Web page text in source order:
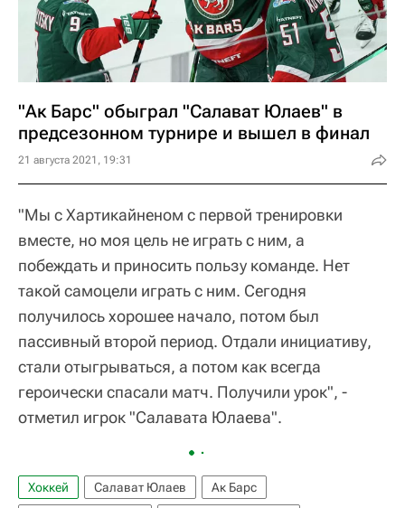
"Ак Барс" обыграл "Салават Юлаев" в
предсезонном турнире и вышел в финал
21 августа 2021, 19:31
"Мы с Хартикайненом с первой тренировки
вместе, но моя цель не играть с ним, а
побеждать и приносить пользу команде. Нет
такой самоцели играть с ним. Сегодня
получилось хорошее начало, потом был
пассивный второй период. Отдали инициативу,
стали отыгрываться, а потом как всегда
героически спасали матч. Получили урок", -
отметил игрок "Салавата Юлаева".
Хоккей Салават Юлаев
Ак Барс